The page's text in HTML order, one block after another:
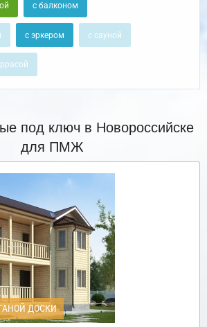
с балконом
с эркером с сауной
под ключ в Новороссийске
для ПМЖ
ДОСКИ